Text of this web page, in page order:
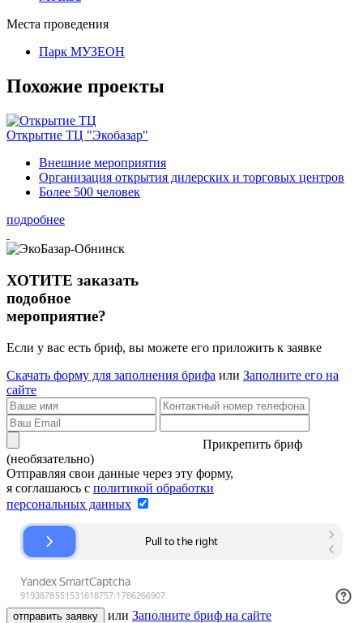
Места проведения
Парк МУЗЕОН
Похожие проекты
Открытие ТЦ "Экобазар"
Внешние мероприятия
Организация открытия дилерских и торговых центров
Более 500 человек
подробнее
ХОТИТЕ заказать
подобное
мероприятие?
Если у вас есть бриф, вы можете его приложить к заявке
Скачать форму для заполнения брифа или Заполните его на
сайте
Прикрепить бриф
(необязательно)
Отправляя свои данные через эту форму,
я соглашаюсь с политикой обработки
персональных данных
отправить заявку или Заполните бриф на сайте